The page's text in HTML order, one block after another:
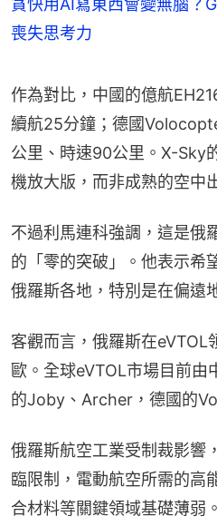
貪快用AI寫東西會變無腦？
喪失思考力
作為對比，中國的億航
續航25分鐘；德國
公里、時速90公里。X-Sky
機放大版，而非成熟的空中
不過利馬連科強調，這是俄
的「零的突破」。他表示希
俄羅斯各地，特別是在偏遠
客觀而言，俄羅斯在eVTOL
歐。全球eVTOL市場目前由
的Joby、Archer，德國的
俄羅斯航空工業受制裁影響
臨限制，電動航空所需的高
合材料等關鍵領域基礎薄弱